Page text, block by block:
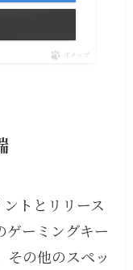
ポチップ
トとリリース
ゲーミングキー
その他のスペッ